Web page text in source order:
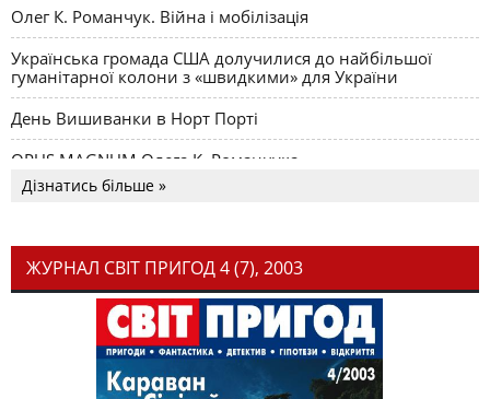
Олег К. Романчук. Війна і мобілізація
Українська громада США долучилися до найбільшої
гуманітарної колони з «швидкими» для України
День Вишиванки в Норт Порті
OPUS MAGNUM Олега К. Романчука
Дізнатись більше »
ЖУРНАЛ СВІТ ПРИГОД 4 (7), 2003